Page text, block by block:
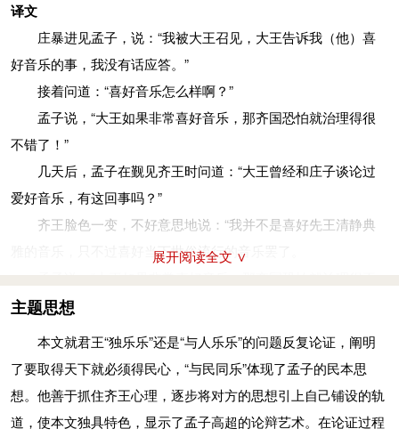
曰：“王之好乐甚，则齐其庶几乎！今之乐犹古之乐也。”
错了！在这件事上，现在的俗乐与古代的雅乐差不多。”
曰：“可得闻与？”
齐王说：“能让我知道是什么道理吗？”
曰：“独乐(yuè )乐(lè) ，与人乐乐，孰乐？”
孟子说：“独自一人（少数人一起）欣赏音乐快乐，与和他
译文
庄暴进见孟子，说：“我被大王召见，大王告诉我（他）喜
好音乐的事，我没有话应答。”
接着问道：“喜好音乐怎么样啊？”
孟子说，“大王如果非常喜好音乐，那齐国恐怕就治理得很
不错了！”
几天后，孟子在觐见齐王时问道：“大王曾经和庄子谈论过
爱好音乐，有这回事吗？”
齐王脸色一变，不好意思地说：“我并不是喜好先王清静典
雅的音乐，只不过喜好当下世俗流行的音乐罢了。
错了！在这件事上，现在的俗乐与古代的雅乐差不多。”
展开阅读全文 ∨
主题思想
本文就君王“独乐乐”还是“与人乐乐”的问题反复论证，阐明
了要取得天下就必须得民心，“与民同乐”体现了孟子的民本思
想。他善于抓住齐王心理，逐步将对方的思想引上自己铺设的轨
道，使本文独具特色，显示了孟子高超的论辩艺术。在论证过程